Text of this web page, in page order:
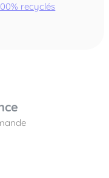
recyclés